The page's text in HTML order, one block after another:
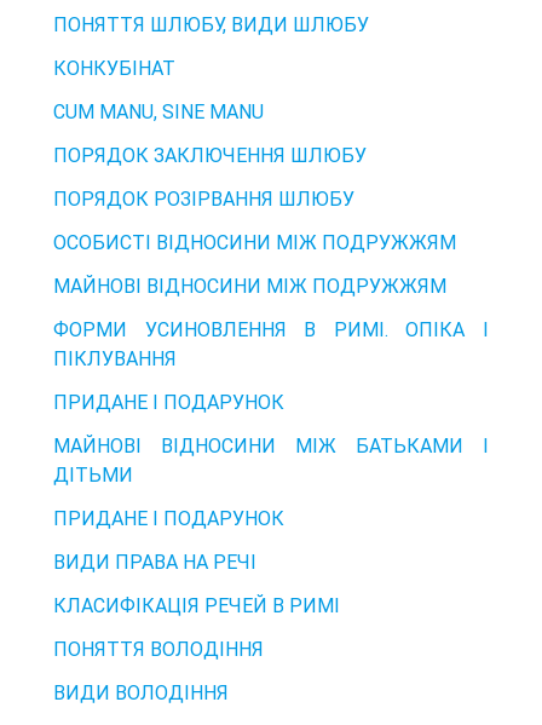
ПОНЯТТЯ ШЛЮБУ, ВИДИ ШЛЮБУ
КОНКУБІНАТ
CUM MANU, SINE MANU
ПОРЯДОК ЗАКЛЮЧЕННЯ ШЛЮБУ
ПОРЯДОК РОЗІРВАННЯ ШЛЮБУ
ОСОБИСТІ ВІДНОСИНИ МІЖ ПОДРУЖЖЯМ
МАЙНОВІ ВІДНОСИНИ МІЖ ПОДРУЖЖЯМ
ФОРМИ УСИНОВЛЕННЯ В РИМІ. ОПІКА І
ПІКЛУВАННЯ
ПРИДАНЕ І ПОДАРУНОК
МАЙНОВІ ВІДНОСИНИ МІЖ БАТЬКАМИ І
ДІТЬМИ
ПРИДАНЕ І ПОДАРУНОК
ВИДИ ПРАВА НА РЕЧІ
КЛАСИФІКАЦІЯ РЕЧЕЙ В РИМІ
ПОНЯТТЯ ВОЛОДІННЯ
ВИДИ ВОЛОДІННЯ